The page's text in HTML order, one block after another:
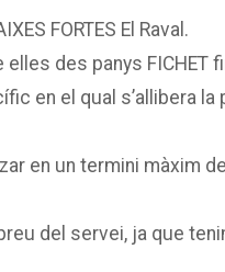
FORTES El Raval.
des panys FICHET
en el qual s’allibera
en un termini màxim
del servei, ja que